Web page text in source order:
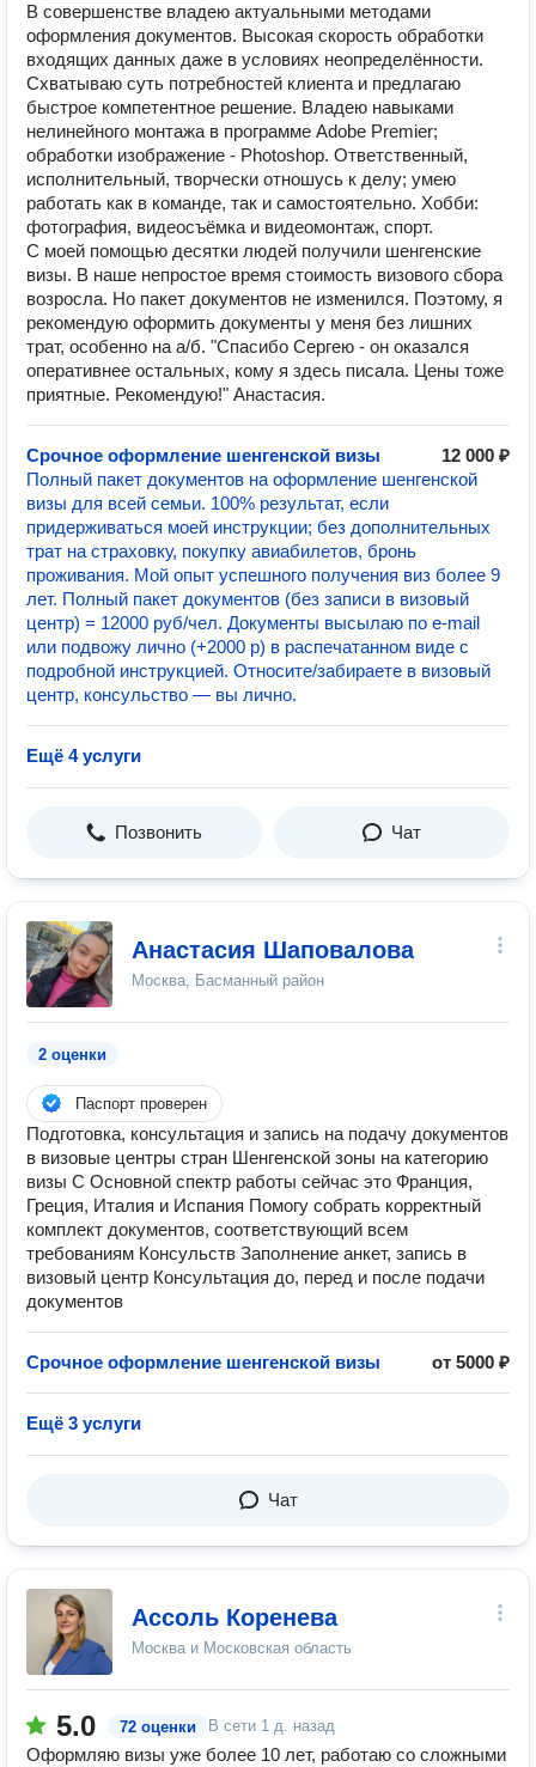
В совершенстве владею актуальными методами
оформления документов. Высокая скорость обработки
входящих данных даже в условиях неопределённости.
Схватываю суть потребностей клиента и предлагаю
быстрое компетентное решение. Владею навыками
нелинейного монтажа в программе Adobe Premier;
обработки изображение - Photoshop. Ответственный,
исполнительный, творчески отношусь к делу; умею
работать как в команде, так и самостоятельно. Хобби:
фотография, видеосъёмка и видеомонтаж, спорт.
С моей помощью десятки людей получили шенгенские
визы. В наше непростое время стоимость визового сбора
возросла. Но пакет документов не изменился. Поэтому, я
рекомендую оформить документы у меня без лишних
трат, особенно на а/б. "Спасибо Сергею - он оказался
оперативнее остальных, кому я здесь писала. Цены тоже
приятные. Рекомендую!" Анастасия.
Срочное оформление шенгенской визы
12 000 ₽
Полный пакет документов на оформление шенгенской
визы для всей семьи. 100% результат, если
придерживаться моей инструкции; без дополнительных
трат на страховку, покупку авиабилетов, бронь
проживания. Мой опыт успешного получения виз более 9
лет. Полный пакет документов (без записи в визовый
центр) = 12000 руб/чел. Документы высылаю по e-mail
или подвожу лично (+2000 р) в распечатанном виде с
подробной инструкцией. Относите/забираете в визовый
центр, консульство — вы лично.
Ещё 4 услуги
Позвонить Чат
Анастасия Шаповалова
Москва, Басманный район
2 оценки
Паспорт проверен
Подготовка, консультация и запись на подачу документов
в визовые центры стран Шенгенской зоны на категорию
визы С Основной спектр работы сейчас это Франция,
Греция, Италия и Испания Помогу собрать корректный
комплект документов, соответствующий всем
требованиям Консульств Заполнение анкет, запись в
визовый центр Консультация до, перед и после подачи
документов
Срочное оформление шенгенской визы от 5000 ₽
Ещё 3 услуги
Чат
Ассоль Коренева
Москва и Московская область
5.0 72 оценки В сети 1 д. назад
Оформляю визы уже более 10 лет, работаю со сложными